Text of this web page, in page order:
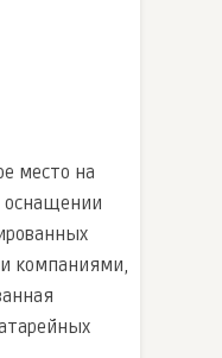
место на
оснащении
компаниями,